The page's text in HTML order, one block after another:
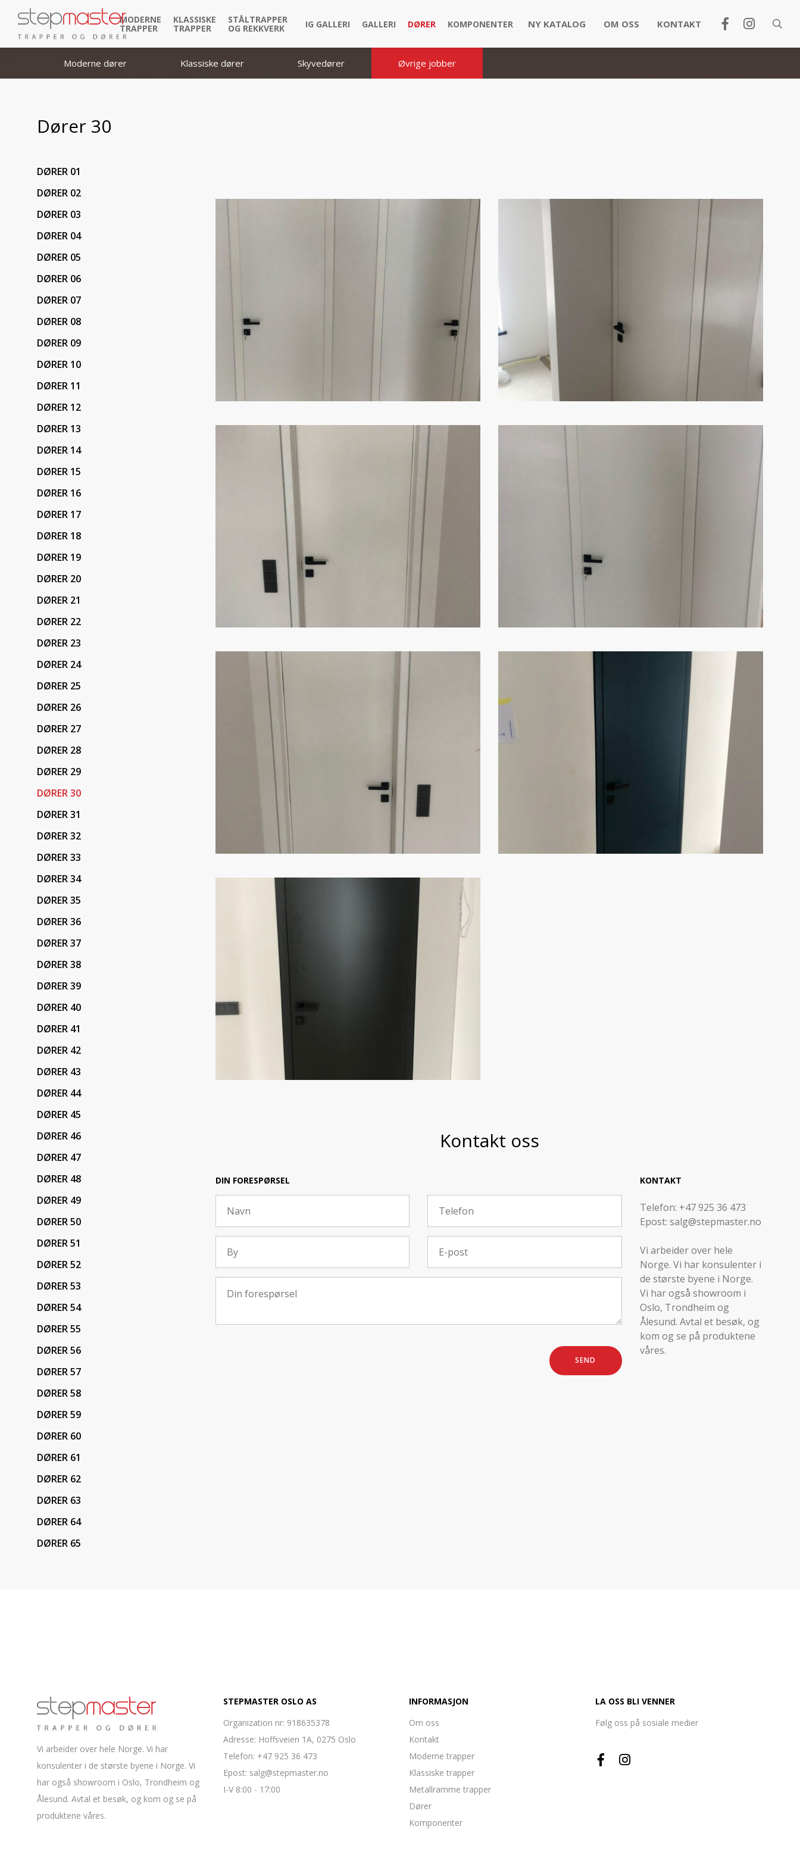
MODERNE
TRAPPER
KLASSISKE
TRAPPER
STÅLTRAPPER
OG REKKVERK IG GALLERI GALLERI DØRER KOMPONENTER NY KATALOG OM OSS KONTAKT
Moderne dører Klassiske dører Skyvedører Øvrige jobber
Dører 30
DØRER 01
DØRER 02
DØRER 03
DØRER 04
DØRER 05
DØRER 06
DØRER 07
DØRER 08
DØRER 09
DØRER 10
DØRER 11
DØRER 12
DØRER 13
DØRER 14
DØRER 15
DØRER 16
DØRER 17
DØRER 18
DØRER 19
DØRER 20
DØRER 21
DØRER 22
DØRER 23
DØRER 24
DØRER 25
DØRER 26
DØRER 27
DØRER 28
DØRER 29
DØRER 30
DØRER 31
DØRER 32
DØRER 33
DØRER 34
DØRER 35
DØRER 36
DØRER 37
DØRER 38
DØRER 39
DØRER 40
DØRER 41
DØRER 42
DØRER 43
DØRER 44
DØRER 45
DØRER 46
DØRER 47
DØRER 48
DØRER 49
DØRER 50
DØRER 51
DØRER 52
DØRER 53
DØRER 54
DØRER 55
DØRER 56
DØRER 57
DØRER 58
DØRER 59
DØRER 60
DØRER 61
DØRER 62
DØRER 63
DØRER 64
DØRER 65
Kontakt oss
DIN FORESPØRSEL
SEND
KONTAKT
Telefon: +47 925 36 473
Epost: salg@stepmaster.no
Vi arbeider over hele
Norge. Vi har konsulenter i
de største byene i Norge.
Vi har også showroom i
Oslo, Trondheim og
Ålesund. Avtal et besøk, og
kom og se på produktene
våres.
Vi arbeider over hele Norge. Vi har
konsulenter i de største byene i Norge. Vi
har også showroom i Oslo, Trondheim og
Ålesund. Avtal et besøk, og kom og se på
produktene våres.
STEPMASTER OSLO AS
Organization nr: 918635378
Adresse: Hoffsveien 1A, 0275 Oslo
Telefon: +47 925 36 473
Epost: salg@stepmaster.no
I-V 8:00 - 17:00
INFORMASJON
Om oss
Kontakt
Moderne trapper
Klassiske trapper
Metallramme trapper
Dører
Komponenter
LA OSS BLI VENNER
Følg oss på sosiale medier